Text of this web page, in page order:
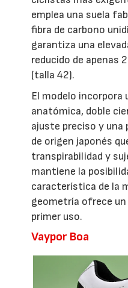
emplea una suela
fibra de carbono
garantiza una
reducido de apenas
(talla 42).
El modelo incorpora
anatómica, doble
ajuste preciso y
de origen japonés
transpirabilidad y
mantiene la
característica de la
geometría ofrece
primer uso.
Vaypor Boa